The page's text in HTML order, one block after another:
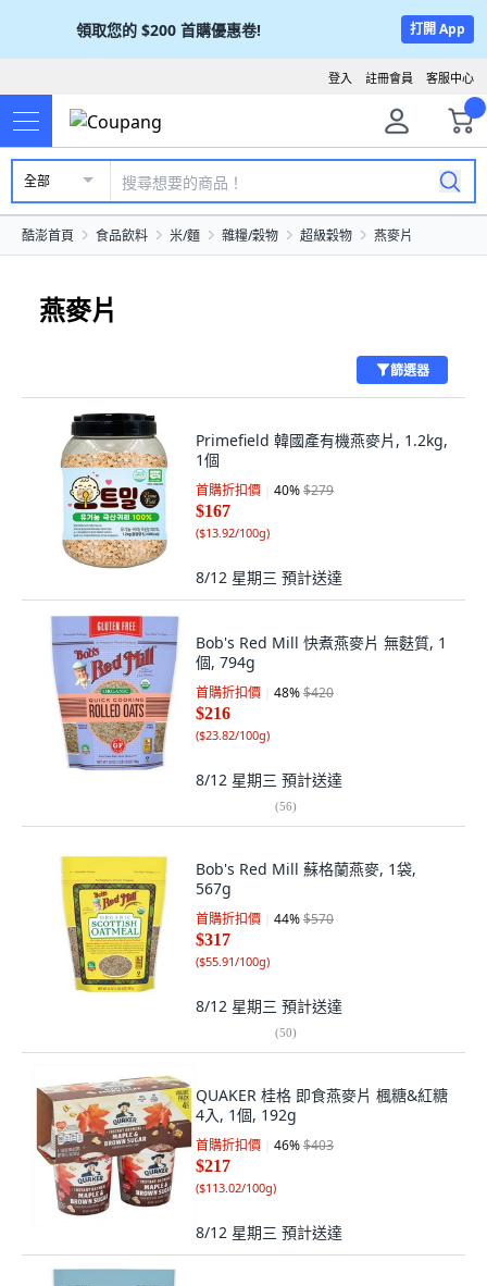
領取您的 $200 首購優惠卷! 打開 App
客服中心
註冊會員
登入
全部
酷澎首頁 食品飲料 米/麵 雜糧/穀物 超級穀物 燕麥片
燕麥片
篩選器
Primefield 韓國產有機燕麥片, 1.2kg,
1個
首購折扣價 40%$279
$167
($13.92/100g)
8/12 星期三 預計送達
Bob's Red Mill 快煮燕麥片 無麩質, 1
個, 794g
首購折扣價 48%$420
$216
($23.82/100g)
8/12 星期三 預計送達
(56)
Bob's Red Mill 蘇格蘭燕麥, 1袋,
567g
首購折扣價 44%$570
$317
($55.91/100g)
8/12 星期三 預計送達
(50)
QUAKER 桂格 即食燕麥片 楓糖&紅糖
4入, 1個, 192g
首購折扣價 46%$403
$217
($113.02/100g)
8/12 星期三 預計送達